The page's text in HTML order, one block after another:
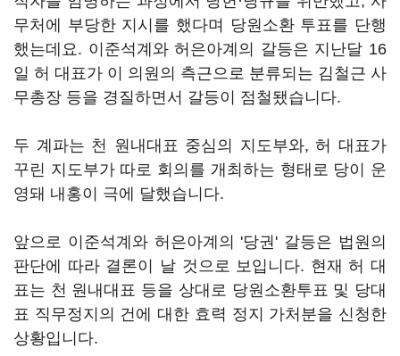
무처에 부당한 지시를 했다며 당원소환 투표를 단행
했는데요. 이준석계와 허은아계의 갈등은 지난달 16
일 허 대표가 이 의원의 측근으로 분류되는 김철근 사
무총장 등을 경질하면서 갈등이 점철됐습니다.
두 계파는 천 원내대표 중심의 지도부와, 허 대표가
꾸린 지도부가 따로 회의를 개최하는 형태로 당이 운
영돼 내홍이 극에 달했습니다.
앞으로 이준석계와 허은아계의 '당권' 갈등은 법원의
판단에 따라 결론이 날 것으로 보입니다. 현재 허 대
표는 천 원내대표 등을 상대로 당원소환투표 및 당대
표 직무정지의 건에 대한 효력 정지 가처분을 신청한
상황입니다.